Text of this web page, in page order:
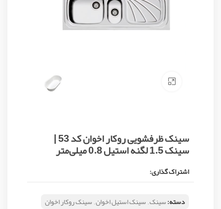
سینک ظرفشویی روکار اخوان کد 53 |
سینک 1.5 لگنه استیل 0.8 میلی‌متر
اشتراک گذاری:
دسته:سینک,سینک استیل اخوان,سینک روکار اخوان